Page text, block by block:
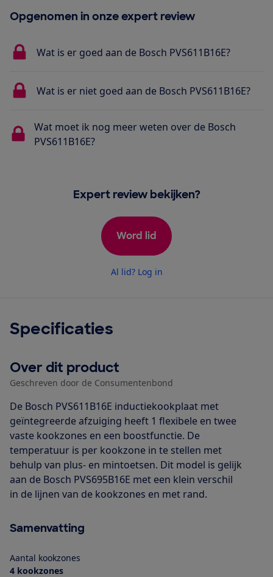
Opgenomen in onze expert review
Wat is er goed aan de Bosch PVS611B16E?
Wat is er niet goed aan de Bosch PVS611B16E?
Wat moet ik nog meer weten over de Bosch
PVS611B16E?
Expert review bekijken?
Word lid
Al lid? Log in
Specificaties
Over dit product
Geschreven door de Consumentenbond
De Bosch PVS611B16E inductiekookplaat met
geïntegreerde afzuiging heeft 1 flexibele en twee
vaste kookzones en een boostfunctie. De
temperatuur is per kookzone in te stellen met
behulp van plus- en mintoetsen. Dit model is gelijk
aan de Bosch PVS695B16E met een klein verschil
in de lijnen van de kookzones en met rand.
Samenvatting
Aantal kookzones
4 kookzones